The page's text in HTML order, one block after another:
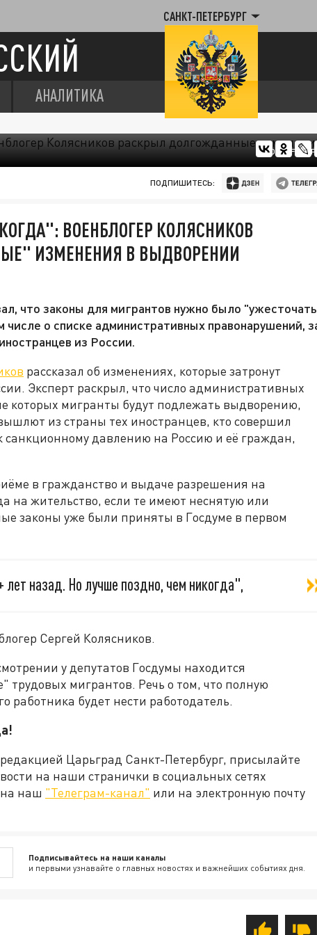
САНКТ-ПЕТЕРБУРГ
АНАЛИТИКА
ФОТО:
ПОДПИШИТЕСЬ:
ВОЕНБЛОГЕР КОЛЯСНИКОВ
ИЗМЕНЕНИЯ В ВЫДВОРЕНИИ
что законы для мигрантов нужно было
о списке административных правонарушений,
из России.
рассказал об изменениях, которые затронут
Эксперт раскрыл, что число административных
которых мигранты будут подлежать выдворению,
из страны тех иностранцев, кто совершил
санкционному давлению на Россию и её граждан,
в гражданство и выдаче разрешения на
на жительство, если те имеют неснятую или
законы уже были приняты в Госдуме в первом
назад. Но лучше поздно, чем никогда",
Сергей Колясников.
у депутатов Госдумы находится
трудовых мигрантов. Речь о том, что полную
работника будет нести работодатель.
Царьград Санкт-Петербург, присылайте
на наши странички в социальных сетях
наш "Телеграм-канал" или на электронную почту
Подписывайтесь на наши каналы
и первыми узнавайте о главных новостях и важнейших событиях дня.